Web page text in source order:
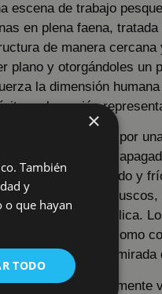
escena de trabajo
en plena faena,
de manera
plano y otorgándoles un
la dimensión
en la acción
se caracteriza por
por grises, verdes
un ambiente húmedo y
sin contrastes
melancólica.
los peces actúan como
y guían la mirada
pastosa y claramente
×
También
y
que hayan
TODO